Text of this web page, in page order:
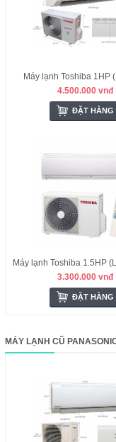
Máy lạnh Toshiba 1HP
4.500.000 vnđ
ĐẶT HÀNG
3.300.000 vnđ
ĐẶT HÀNG
MÁY LẠNH CŨ